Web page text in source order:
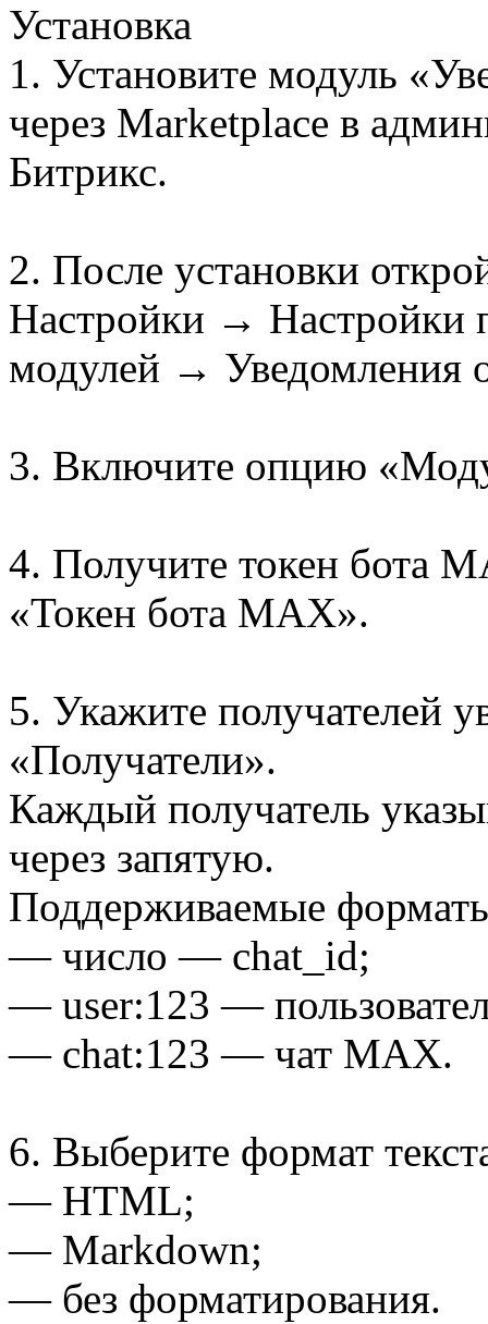
Установка
1. Установите модуль
через Marketplace в
Битрикс.
2. После установки
Настройки → Настройки
модулей → Уведомления
3. Включите опцию
4. Получите токен бота
«Токен бота MAX».
5. Укажите получателей
«Получатели».
Каждый получатель
через запятую.
Поддерживаемые
— число — chat_id;
— user:123 —
— chat:123 — чат MAX.
6. Выберите формат
— HTML;
— Markdown;
— без форматирования.